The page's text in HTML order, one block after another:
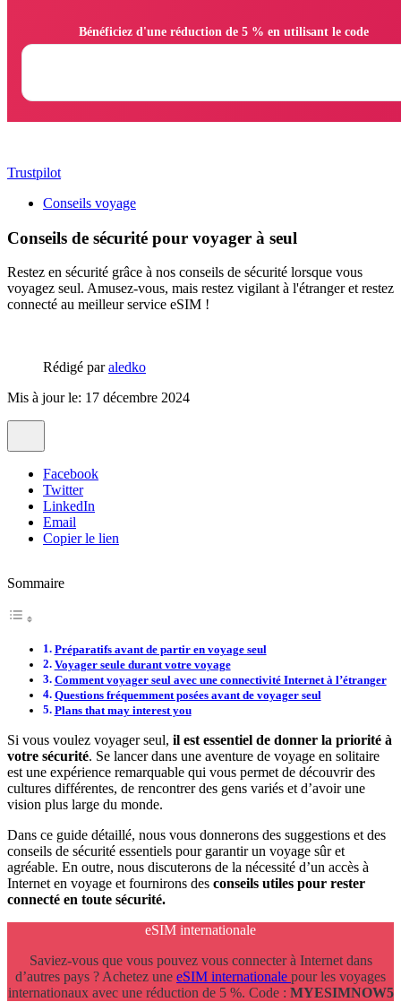
Trustpilot
Conseils voyage
Conseils de sécurité pour voyager à seul
Restez en sécurité grâce à nos conseils de sécurité lorsque vous
voyagez seul. Amusez-vous, mais restez vigilant à l'étranger et restez
connecté au meilleur service eSIM !
Rédigé paraledko
Mis à jour le: 17 décembre 2024
Facebook
Twitter
LinkedIn
Email
Copier le lien
Sommaire
Préparatifs avant de partir en voyage seul
Voyager seule durant votre voyage
Comment voyager seul avec une connectivité Internet à l’étranger
Questions fréquemment posées avant de voyager seul
Plans that may interest you
Si vous voulez voyager seul, il est essentiel de donner la priorité à
votre sécurité. Se lancer dans une aventure de voyage en solitaire
est une expérience remarquable qui vous permet de découvrir des
cultures différentes, de rencontrer des gens variés et d’avoir une
vision plus large du monde.
Dans ce guide détaillé, nous vous donnerons des suggestions et des
conseils de sécurité essentiels pour garantir un voyage sûr et
agréable. En outre, nous discuterons de la nécessité d’un accès à
Internet en voyage et fournirons des conseils utiles pour rester
connecté en toute sécurité.
eSIM internationale
Saviez-vous que vous pouvez vous connecter à Internet dans
d’autres pays ? Achetez une eSIM internationale pour les voyages
internationaux avec une réduction de 5 %. Code : MYESIMNOW5